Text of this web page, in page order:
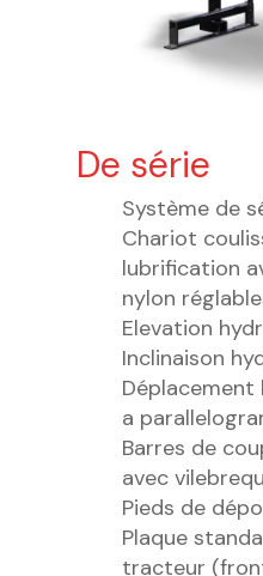
De série
Système de
Chariot
lubrification
nylon
Elevation
Inclinaison
a
Barres de
avec
Pieds de
Plaque
tracteur